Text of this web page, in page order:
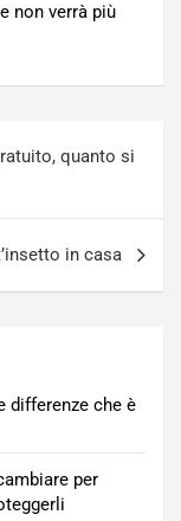
e non verrà più
quanto si
in casa
differenze che è
per